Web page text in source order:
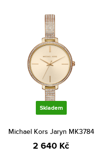
Skladem
Michael Kors Jaryn MK3784
2 640 Kč